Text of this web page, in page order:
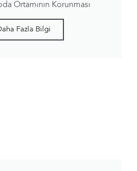
Ortamının Korunması
Fazla Bilgi